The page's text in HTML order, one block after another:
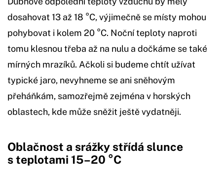
dosahovat 13 až 18 °C, výjimečně se místy mohou
pohybovat i kolem 20 °C. Noční teploty naproti
tomu klesnou třeba až na nulu a dočkáme se také
mírných mrazíků. Ačkoli si budeme chtít užívat
typické jaro, nevyhneme se ani sněhovým
přeháňkám, samozřejmě zejména v horských
oblastech, kde může sněžit ještě vydatněji.
Oblačnost a srážky střídá slunce
s teplotami 15–20 °C